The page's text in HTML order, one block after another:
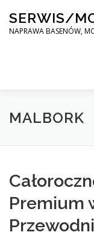
content
SERWIS/
NAPRAWA BASENÓW,
SPA SERWIS
KONTAKT
MALBORK
Premium